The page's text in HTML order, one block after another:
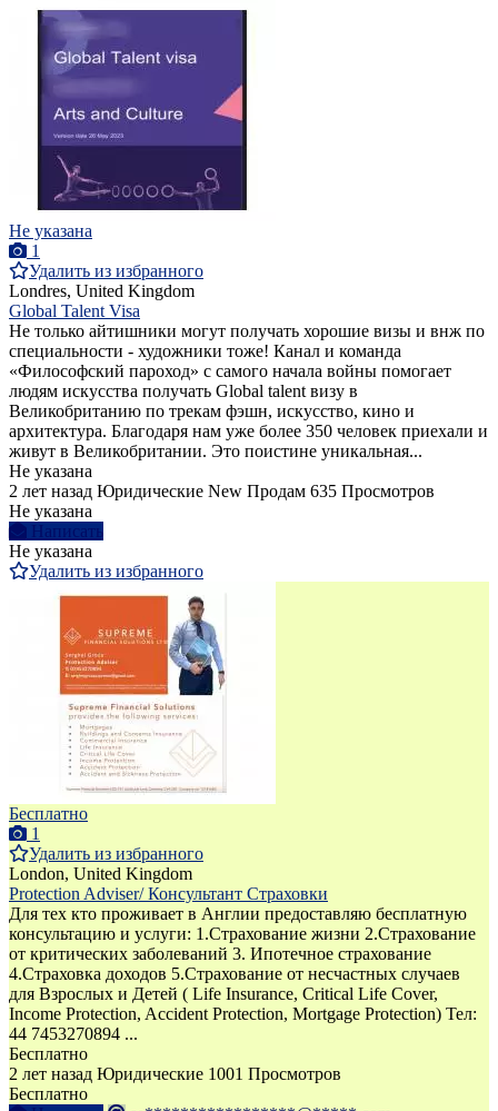
Не указана
1
Удалить из избранного
Londres, United Kingdom
Global Talent Visa
Не только айтишники могут получать хорошие визы и внж по
специальности - художники тоже! Канал и команда
«Философский пароход» с самого начала войны помогает
людям искусства получать Global talent визу в
Великобританию по трекам фэшн, искусство, кино и
архитектура. Благодаря нам уже более 350 человек приехали и
живут в Великобритании. Это поистине уникальная...
Не указана
2 лет назад Юридические New Продам 635 Просмотров
Не указана
Написать
Не указана
Удалить из избранного
Бесплатно
1
Удалить из избранного
London, United Kingdom
Protection Adviser/ Консультант Страховки
Для тех кто проживает в Англии предоставляю бесплатную
консультацию и услуги: 1.Страхование жизни 2.Страхование
от критических заболеваний 3. Ипотечное страхование
4.Страховка доходов 5.Страхование от несчастных случаев
для Взрослых и Детей ( Life Insurance, Critical Life Cover,
Income Protection, Accident Protection, Mortgage Protection) Тел:
44 7453270894 ...
Бесплатно
2 лет назад Юридические 1001 Просмотров
Бесплатно